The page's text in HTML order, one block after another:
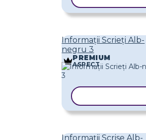
Informații Scrieți Alb-
negru 3
PREMIUM
ASPECT
Informații Scrise Alb-